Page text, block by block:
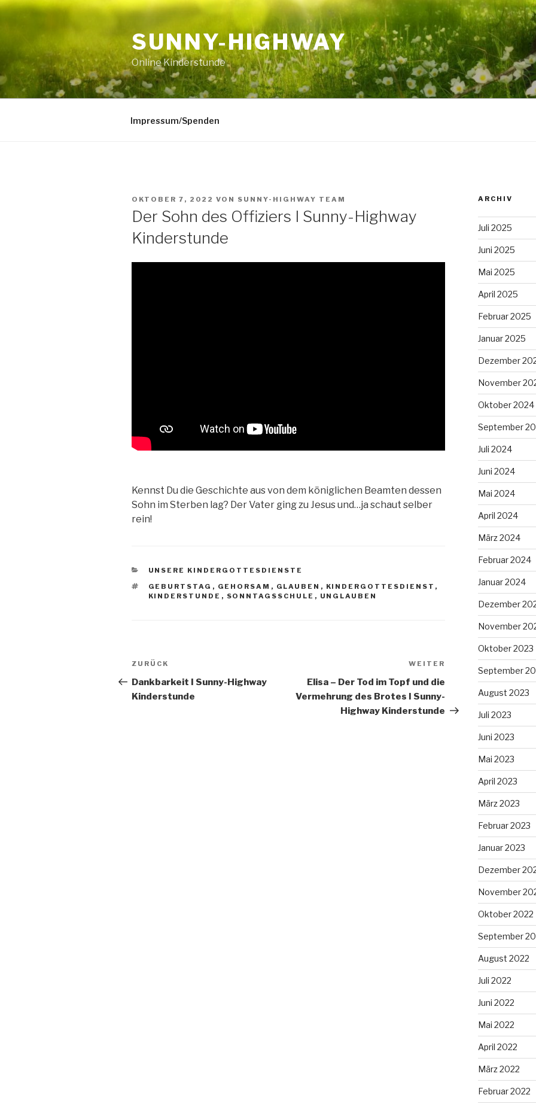
Zum
SUNNY-HIGHWAY
Online Kinderstunde
Impressum/Spenden
VERÖFFENTLICHT
OKTOBER 7, 2022 VON SUNNY-HIGHWAY TEAM
Der Sohn des Offiziers I Sunny-Highway
Kinderstunde
Kennst Du die Geschichte aus von dem königlichen Beamten dessen
Sohn im Sterben lag? Der Vater ging zu Jesus und…ja schaut selber
rein!
KATEGORIEN
UNSERE KINDERGOTTESDIENSTE
SCHLAGWÖRTER
GEBURTSTAG , GEHORSAM , GLAUBEN , KINDERGOTTESDIENST ,
KINDERSTUNDE , SONNTAGSSCHULE , UNGLAUBEN
Beitragsnavigation
Vorheriger
Beitrag
ZURÜCK
Dankbarkeit I Sunny-Highway
Kinderstunde
Nächster
Beitrag
WEITER
Elisa – Der Tod im Topf und die
Vermehrung des Brotes I Sunny-
Highway Kinderstunde
ARCHIV
Juli 2025
Juni 2025
Mai 2025
April 2025
Februar 2025
Januar 2025
Dezember
November
Oktober 2024
September
Juli 2024
Juni 2024
Mai 2024
April 2024
März 2024
Februar 2024
Januar 2024
Dezember
November
Oktober 2023
September
August 2023
Juli 2023
Juni 2023
Mai 2023
April 2023
März 2023
Februar 2023
Januar 2023
Dezember
November
Oktober 2022
September
August 2022
Juli 2022
Juni 2022
Mai 2022
April 2022
März 2022
Februar 2022